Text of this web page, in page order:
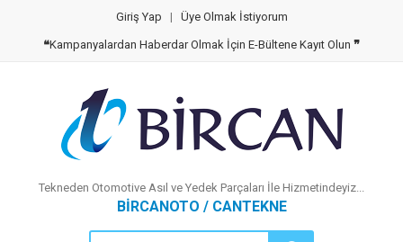
Giriş Yap | Üye Olmak İstiyorum
❝Kampanyalardan Haberdar Olmak İçin E-Bültene Kayıt Olun ❞
Tekneden Otomotive Asıl ve Yedek Parçaları İle Hizmetindeyiz...
BİRCANOTO / CANTEKNE